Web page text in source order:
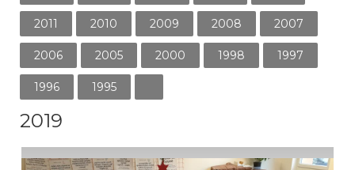
2011 2010 2009 2008 2007
2006 2005 2000 1998 1997
1996 1995
2019